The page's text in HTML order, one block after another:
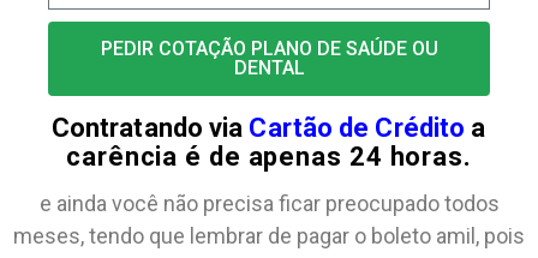
PEDIR COTAÇÃO PLANO DE SAÚDE OU
DENTAL
Contratando via Cartão de Crédito a
carência é de apenas 24 horas.
e ainda você não precisa ficar preocupado todos
meses, tendo que lembrar de pagar o boleto amil, pois